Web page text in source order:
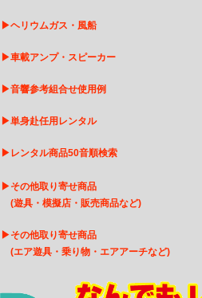
▶ヘリウムガス・風船
▶車載アンプ・スピーカー
▶音響参考組合せ使用例
▶単身赴任用レンタル
▶ レンタル商品50音順検索
▶その他取り寄せ商品
(遊具・模擬店・販売商品など)
▶その他取り寄せ商品
(エア遊具・乗り物・エアアーチなど)